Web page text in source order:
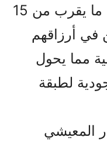
صحيفة “جهان صنعت” أن ما يقرب من 15
في أرزاقهم
مما يحول
لطبقة
المعيشي